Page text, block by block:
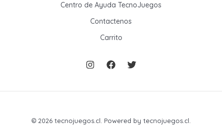
Centro de Ayuda TecnoJuegos
Contactenos
Carrito
© 2026 tecnojuegos.cl. Powered by tecnojuegos.cl.